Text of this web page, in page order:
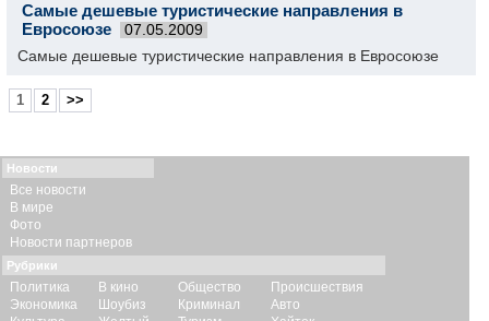
Самые дешевые туристические направления в
Евросоюзе
07.05.2009
Самые дешевые туристические направления в Евросоюзе
1 2 >>
Новости
Все новости
В мире
Фото
Новости партнеров
Рубрики
Политика
Экономика
В кино
Шоубиз
Общество
Криминал
Происшествия
Авто